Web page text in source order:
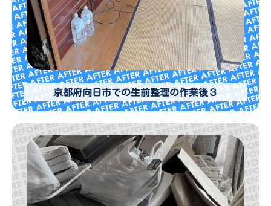
京都府向日市での生前整理の作業後３